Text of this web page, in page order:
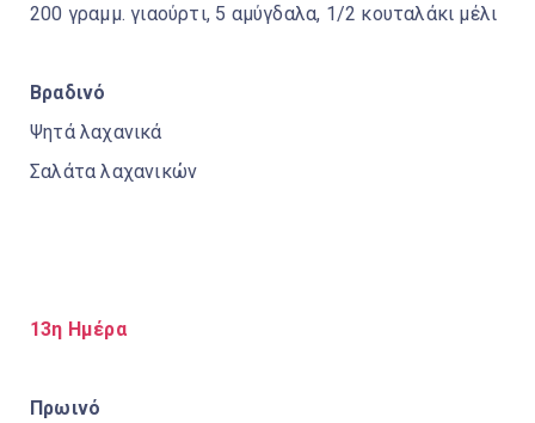
200 γραμμ. γιαούρτι, 5 αμύγδαλα, 1/2 κουταλάκι μέλι
Βραδινό
Ψητά λαχανικά
Σαλάτα λαχανικών
13η Ημέρα
Πρωινό